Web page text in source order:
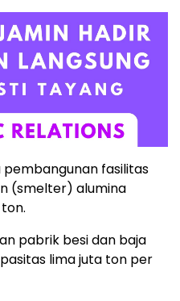
pembangunan fasilitas
(smelter) alumina
pabrik besi dan baja
lima juta ton per